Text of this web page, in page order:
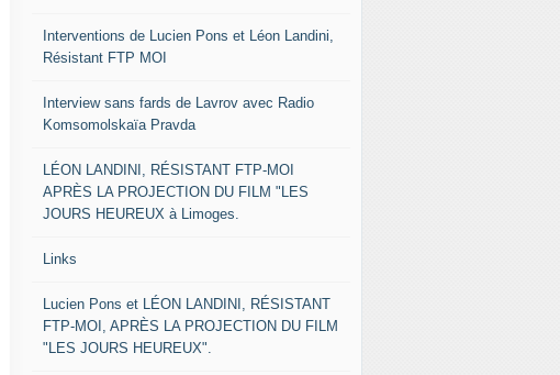
Interventions de Lucien Pons et Léon Landini,
Résistant FTP MOI
Interview sans fards de Lavrov avec Radio
Komsomolskaïa Pravda
LÉON LANDINI, RÉSISTANT FTP-MOI
APRÈS LA PROJECTION DU FILM "LES
JOURS HEUREUX à Limoges.
Links
Lucien Pons et LÉON LANDINI, RÉSISTANT
FTP-MOI, APRÈS LA PROJECTION DU FILM
"LES JOURS HEUREUX".